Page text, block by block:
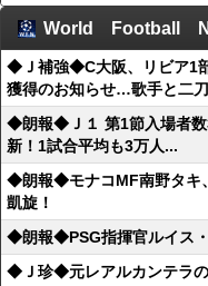
World Football
◆Ｊ補強◆C大阪、リビア1
獲得のお知らせ…歌手と二
◆朗報◆Ｊ１ 第1節入場者数
新！1試合平均も3万人...
◆朗報◆モナコMF南野タキ
凱旋！
◆朗報◆PSG指揮官ルイス
◆Ｊ珍◆元レアルカンテラ